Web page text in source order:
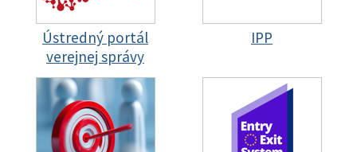
Ústredný portál
verejnej správy
IPP